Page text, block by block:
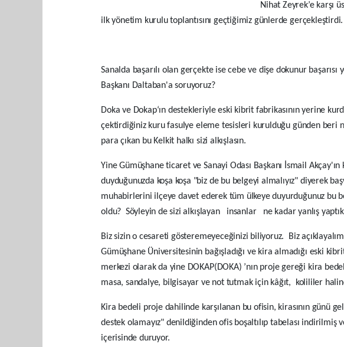
Nihat Zeyrek’e karşı
ilk yönetim kurulu toplantısını geçtiğimiz günlerde gerçekleştirdi.
Sanalda başarılı olan gerçekte ise cebe ve dişe dokunur
Başkanı Daltaban'a soruyoruz?
Doka ve Dokap‘ın destekleriyle eski kibrit fabrikasının yerine
çektirdiğiniz kuru fasulye eleme tesisleri kurulduğu günden beri
para çıkan bu Kelkit halkı sizi alkışlasın.
Yine Gümüşhane ticaret ve Sanayi Odası Başkanı İsmail
duyduğunuzda koşa koşa "biz de bu belgeyi almalıyız" diyerek
muhabirlerini ilçeye davet ederek tüm ülkeye duyurduğunuz bu
oldu? Söyleyin de sizi alkışlayan insanlar ne kadar yanlış
Biz sizin o cesareti gösteremeyeceğinizi biliyoruz. Biz
Gümüşhane Üniversitesinin bağışladığı ve kira almadığı eski
merkezi olarak da yine DOKAP(DOKA) ’nın proje gereği kira
masa, sandalye, bilgisayar ve not tutmak için kâğıt, kolililer
Kira bedeli proje dahilinde karşılanan bu ofisin, kirasının günü
destek olamayız" denildiğinden ofis boşaltılıp tabelası indirilmiş
içerisinde duruyor.